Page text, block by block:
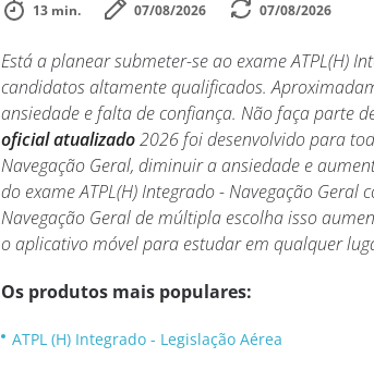
13 min. 07/08/2026 07/08/2026
Está a planear submeter-se ao exame ATPL(H)
candidatos altamente qualificados.
ansiedade e falta de confiança. Não faça parte
oficial atualizado2026 foi desenvolvido para
Navegação Geral, diminuir a ansiedade e
do exame ATPL(H) Integrado - Navegação
Navegação Geral de múltipla escolha isso
o aplicativo móvel para estudar em qualquer
Os produtos mais populares:
ATPL (H) Integrado - Legislação Aérea